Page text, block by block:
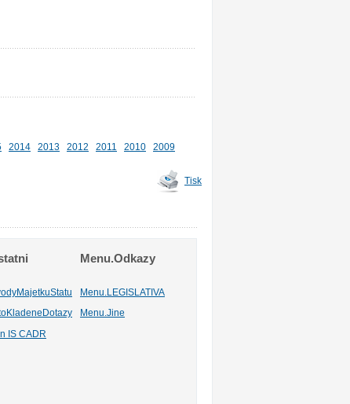
2014 2013 2012 2011 2010
2009
Tisk
Menu.Odkazy
Menu.LEGISLATIVA
Menu.Jine
IS CADR